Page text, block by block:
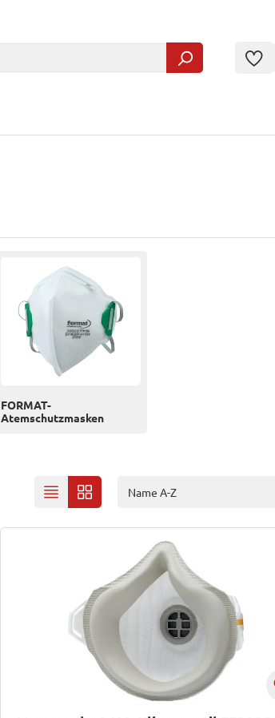
FORMAT-
Atemschutzmasken